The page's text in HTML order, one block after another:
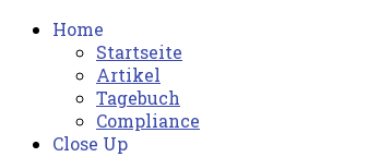
Home
Startseite
Artikel
Tagebuch
Compliance
Close Up